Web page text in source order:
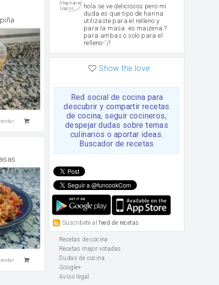
hola se ve deliciosos pero mi
duda es que tipo de harina
utilizaste para el relleno y
para la masa. es maizena ?
para ambas o solo para el
relleno-'¡?
Show the love
Red social de cocina para
descubrir y compartir recetas
de cocina, seguir cocineros,
despejar dudas sobre temas
culinarios o aportar ideas.
Buscador de recetas
Suscribeté alfeed de recetas
Recetas de cocina
Recetas mejor votadas
Dudas de cocina
Google+
Aviso legal